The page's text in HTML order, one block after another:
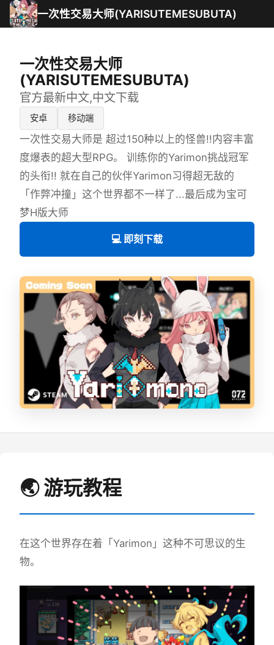
一次性交易大师(YARISUTEMESUBUTA)
一次性交易大师
(YARISUTEMESUBUTA)
官方最新中文,中文下载
安卓 移动端
一次性交易大师是 超过150种以上的怪兽!!内容丰富
度爆表的超大型RPG。 训练你的Yarimon挑战冠军
的头衔!! 就在自己的伙伴Yarimon习得超无敌的
「作弊冲撞」这个世界都不一样了...最后成为宝可
梦H版大师
💻 即刻下载
🌏 游玩教程
在这个世界存在着「Yarimon」这种不可思议的生
物。